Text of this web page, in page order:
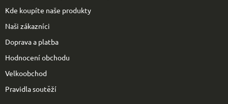
Kde koupíte naše produkty
Naši zákazníci
Doprava a platba
Hodnocení obchodu
Velkoobchod
Pravidla soutěží